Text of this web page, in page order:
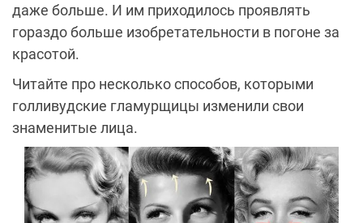
даже больше. И им приходилось проявлять
гораздо больше изобретательности в погоне за
красотой.
Читайте про несколько способов, которыми
голливудские гламурщицы изменили свои
знаменитые лица.